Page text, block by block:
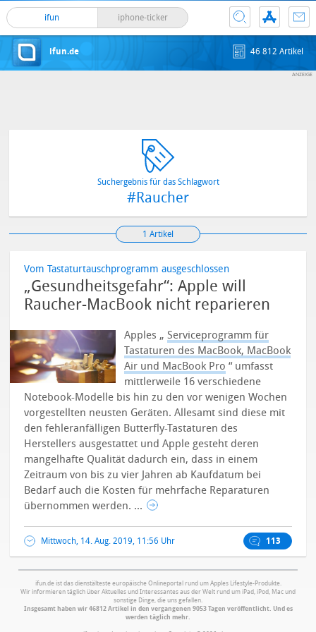
ifun iphone-ticker
ifun.de 46 812 Artikel
Suchergebnis für das Schlagwort
#Raucher
1 Artikel
Vom Tastaturtauschprogramm ausgeschlossen
„Gesundheitsgefahr“: Apple will
Raucher-MacBook nicht reparieren
Apples „Serviceprogramm für
Tastaturen des MacBook, MacBook
Air und MacBook Pro “ umfasst
mittlerweile 16 verschiedene
Notebook-Modelle bis hin zu den vor wenigen Wochen
vorgestellten neusten Geräten. Allesamt sind diese mit
den fehleranfälligen Butterfly-Tastaturen des
Herstellers ausgestattet und Apple gesteht deren
mangelhafte Qualität dadurch ein, dass in einem
Zeitraum von bis zu vier Jahren ab Kaufdatum bei
Bedarf auch die Kosten für mehrfache Reparaturen
übernommen werden. ...
Mittwoch, 14. Aug. 2019, 11:56 Uhr 113
ifun.de ist das dienstälteste europäische Onlineportal rund um Apples Lifestyle-Produkte.
Wir informieren täglich über Aktuelles und Interessantes aus der Welt rund um iPad, iPod, Mac und
sonstige Dinge, die uns gefallen.
Insgesamt haben wir 46812 Artikel in den vergangenen 9053 Tagen veröffentlicht. Und es
werden täglich mehr.